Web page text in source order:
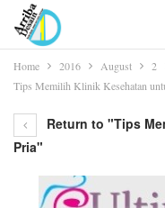
Home 2016 August 2
Tips Memilih Klinik Kesehatan
Return to "Tips
Pria"